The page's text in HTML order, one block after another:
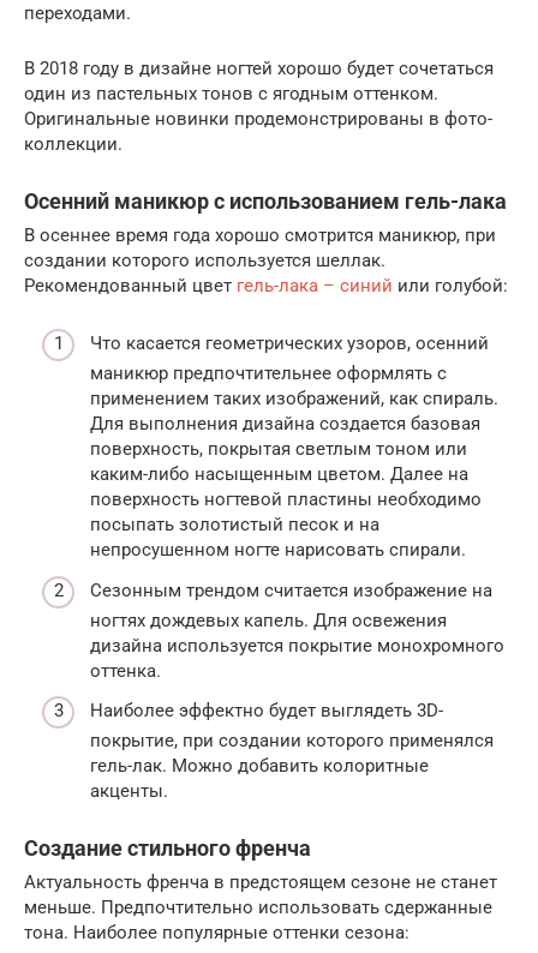
переходами.
В 2018 году в дизайне ногтей хорошо будет сочетаться
один из пастельных тонов с ягодным оттенком.
Оригинальные новинки продемонстрированы в фото-
коллекции.
Осенний маникюр с использованием гель-лака
В осеннее время года хорошо смотрится маникюр, при
создании которого используется шеллак.
Рекомендованный цвет гель-лака – синий или голубой:
Что касается геометрических узоров, осенний
маникюр предпочтительнее оформлять с
применением таких изображений, как спираль.
Для выполнения дизайна создается базовая
поверхность, покрытая светлым тоном или
каким-либо насыщенным цветом. Далее на
поверхность ногтевой пластины необходимо
посыпать золотистый песок и на
непросушенном ногте нарисовать спирали.
Сезонным трендом считается изображение на
ногтях дождевых капель. Для освежения
дизайна используется покрытие монохромного
оттенка.
Наиболее эффектно будет выглядеть 3D-
покрытие, при создании которого применялся
гель-лак. Можно добавить колоритные
акценты.
Создание стильного френча
Актуальность френча в предстоящем сезоне не станет
меньше. Предпочтительно использовать сдержанные
тона. Наиболее популярные оттенки сезона: